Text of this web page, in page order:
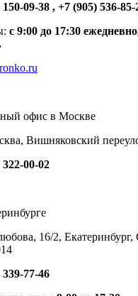
09-38 , +7 (905) 536-85-
с 9:00 до 17:30
офис в Москве
Вишняковский
00-02
16/2, Екатеринбург,
77-46